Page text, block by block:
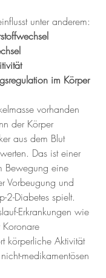
unter anderem:
im Körper
vorhanden
der Körper
aus dem Blut
Das ist einer
Bewegung eine
Vorbeugung und
2-Diabetes spielt.
Erkrankungen wie
körperliche Aktivität
medikamentösen